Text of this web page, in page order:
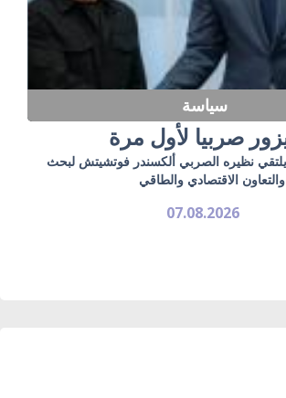
سياسة
صربيا لأول مرة
يلتقي نظيره الصربي ألكسندر فوتشيتش لبحث
الاقتصادي والطاقي
07.08.2026